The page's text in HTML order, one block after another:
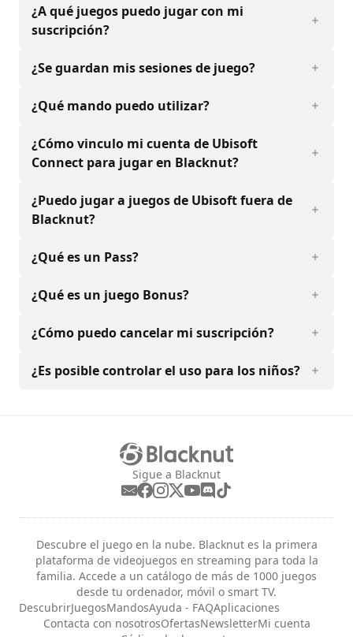
¿A qué juegos puedo jugar con mi
suscripción?
¿Se guardan mis sesiones de juego?
¿Qué mando puedo utilizar?
¿Cómo vinculo mi cuenta de Ubisoft
Connect para jugar en Blacknut?
¿Puedo jugar a juegos de Ubisoft fuera de
Blacknut?
¿Qué es un Pass?
¿Qué es un juego Bonus?
¿Cómo puedo cancelar mi suscripción?
¿Es posible controlar el uso para los niños?
Sigue a Blacknut
Descubre el juego en la nube. Blacknut es la primera
plataforma de videojuegos en streaming para toda la
familia. Accede a un catálogo de más de 1000 juegos
desde tu ordenador, móvil o smart TV.
DescubrirJuegosMandosAyuda - FAQAplicaciones
Contacta con nosotrosOfertasNewsletterMi cuenta